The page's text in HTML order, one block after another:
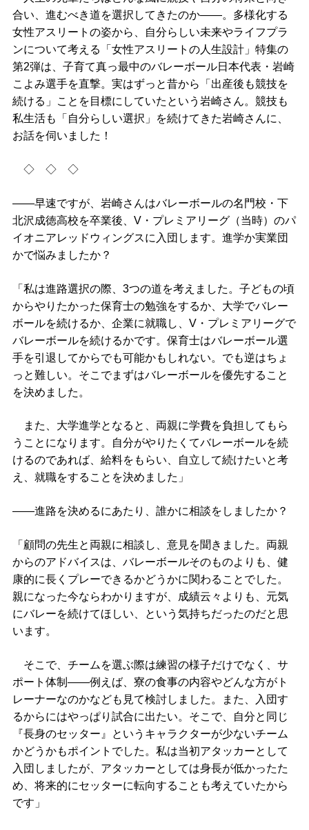
合い、進むべき道を選択してきたのか――。多様化する
女性アスリートの姿から、自分らしい未来やライフプラ
ンについて考える「女性アスリートの人生設計」特集の
第2弾は、子育て真っ最中のバレーボール日本代表・岩崎
こよみ選手を直撃。実はずっと昔から「出産後も競技を
続ける」ことを目標にしていたという岩崎さん。競技も
私生活も「自分らしい選択」を続けてきた岩崎さんに、
お話を伺いました！
◇ ◇ ◇
――早速ですが、岩崎さんはバレーボールの名門校・下
北沢成徳高校を卒業後、V・プレミアリーグ（当時）のパ
イオニアレッドウィングスに入団します。進学か実業団
かで悩みましたか？
「私は進路選択の際、3つの道を考えました。子どもの頃
からやりたかった保育士の勉強をするか、大学でバレー
ボールを続けるか、企業に就職し、V・プレミアリーグで
バレーボールを続けるかです。保育士はバレーボール選
手を引退してからでも可能かもしれない。でも逆はちょ
っと難しい。そこでまずはバレーボールを優先すること
を決めました。
また、大学進学となると、両親に学費を負担してもら
うことになります。自分がやりたくてバレーボールを続
けるのであれば、給料をもらい、自立して続けたいと考
え、就職をすることを決めました」
――進路を決めるにあたり、誰かに相談をしましたか？
「顧問の先生と両親に相談し、意見を聞きました。両親
からのアドバイスは、バレーボールそのものよりも、健
康的に長くプレーできるかどうかに関わることでした。
親になった今ならわかりますが、成績云々よりも、元気
にバレーを続けてほしい、という気持ちだったのだと思
います。
そこで、チームを選ぶ際は練習の様子だけでなく、サ
ポート体制――例えば、寮の食事の内容やどんな方がト
レーナーなのかなども見て検討しました。また、入団す
るからにはやっぱり試合に出たい。そこで、自分と同じ
『長身のセッター』というキャラクターが少ないチーム
かどうかもポイントでした。私は当初アタッカーとして
入団しましたが、アタッカーとしては身長が低かったた
め、将来的にセッターに転向することも考えていたから
です」